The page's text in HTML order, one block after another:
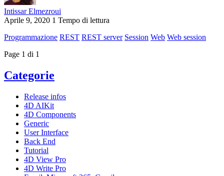
Intissar Elmezroui
Aprile 9, 2020 1 Tempo di lettura
Programmazione REST REST server Session Web Web session
Page 1 di 1
Categorie
Release infos
4D AIKit
4D Components
Generic
User Interface
Back End
Tutorial
4D View Pro
4D Write Pro